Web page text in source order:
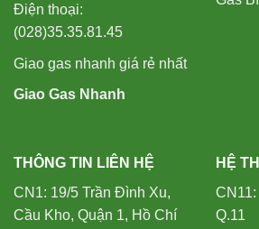
Điện thoại:
(028)35.35.81.45
Giao gas nhanh giá rẻ nhất
Giao Gas Nhanh
THÔNG TIN LIÊN HỆ
CN1: 19/5 Trần Đình Xu,
Cầu Kho, Quận 1, Hồ Chí
HỆ
Q.11